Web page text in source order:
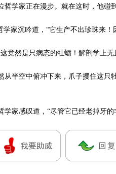
家正在漫步。就在这时，他碰到
家沉吟道，“它生产不出珍珠来！
然是只病态的牡蛎！解剖学上无
空中俯冲下来，爪子攫住这只
家感叹道，“尽管它已经老掉牙的